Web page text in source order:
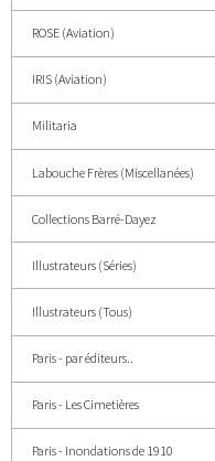
ROSE (Aviation)
IRIS (Aviation)
Militaria
Labouche Frères (Miscellanées)
Collections Barré-Dayez
Illustrateurs (Séries)
Illustrateurs (Tous)
Paris - par éditeurs..
Paris - Les Cimetières
Paris - Inondations de 1910